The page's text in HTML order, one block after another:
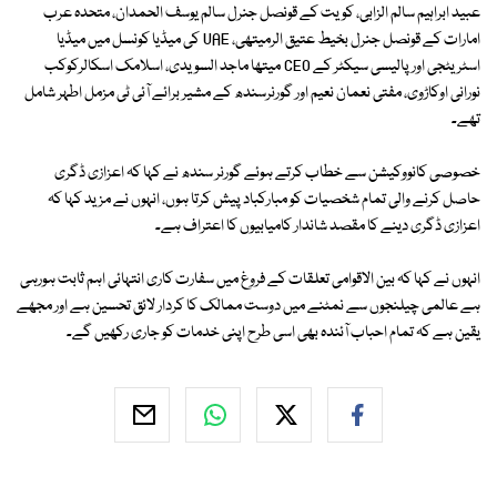
عبید ابراہیم سالم الزابی، کویت کے قونصل جنرل سالم یوسف الحمدان، متحدہ عرب
امارات کے قونصل جنرل بخیط عتیق الرمیتھی، UAE کی میڈیا کونسل میں میڈیا
اسٹریٹجی اور پالیسی سیکٹر کے CEO میتھا ماجد السویدی، اسلامک اسکالرکوکب
نورانی اوکاڑوی، مفتی نعمان نعیم اور گورنرسندھ کے مشیر برائے آئی ٹی مزمل اطہر شامل
تھے۔
خصوصی کانووکیشن سے خطاب کرتے ہوئے گورنر سندھ نے کہا کہ اعزازی ڈگری
حاصل کرنے والی تمام شخصیات کو مبارکباد پیش کرتا ہوں، انہوں نے مزید کہا کہ
اعزازی ڈگری دینے کا مقصد شاندار کامیابیوں کا اعتراف ہے۔
انہوں نے کہا کہ بین الاقوامی تعلقات کے فروغ میں سفارت کاری انتہائی اہم ثابت ہورہی
ہے عالمی چیلنجوں سے نمٹنے میں دوست ممالک کا کردار لائق تحسین ہے اور مجھے
یقین ہے کہ تمام احباب آئندہ بھی اسی طرح اپنی خدمات کو جاری رکھیں گے۔